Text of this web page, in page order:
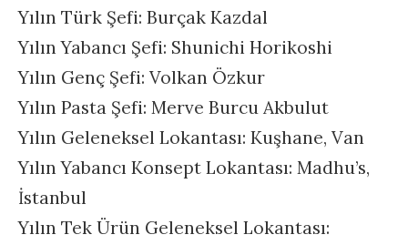
Yılın Türk Şefi: Burçak Kazdal
Yılın Yabancı Şefi: Shunichi Horikoshi
Yılın Genç Şefi: Volkan Özkur
Yılın Pasta Şefi: Merve Burcu Akbulut
Yılın Geleneksel Lokantası: Kuşhane, Van
Yılın Yabancı Konsept Lokantası: Madhu’s,
İstanbul
Yılın Tek Ürün Geleneksel Lokantası: